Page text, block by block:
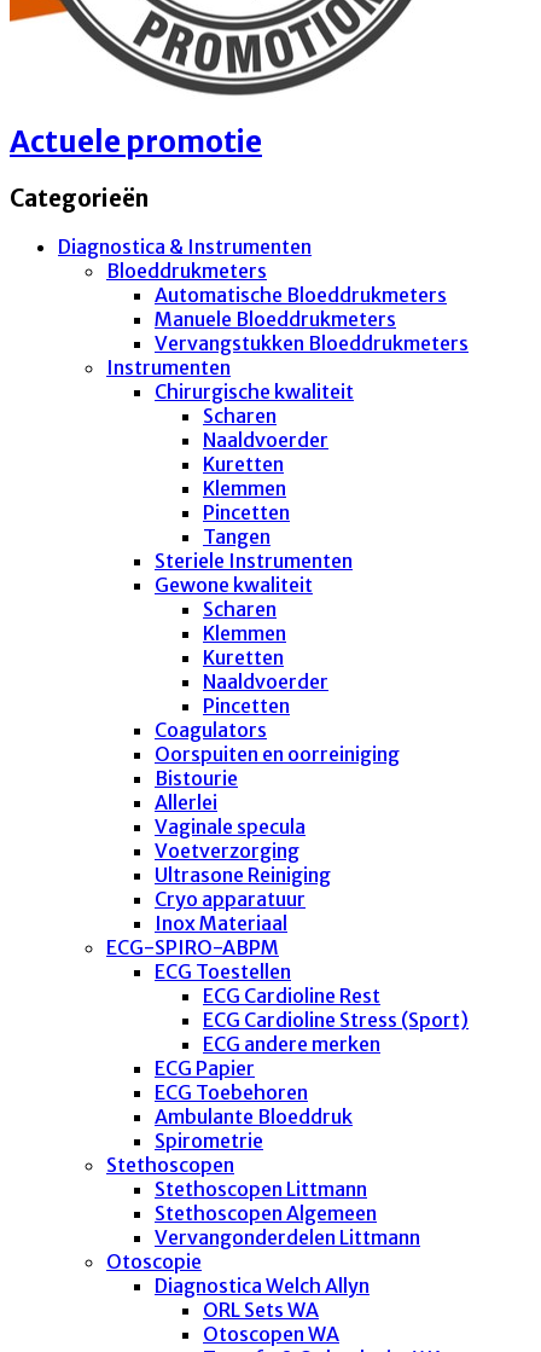
Actuele promotie
Categorieën
Diagnostica & Instrumenten
Bloeddrukmeters
Automatische Bloeddrukmeters
Manuele Bloeddrukmeters
Vervangstukken Bloeddrukmeters
Instrumenten
Chirurgische kwaliteit
Scharen
Naaldvoerder
Kuretten
Klemmen
Pincetten
Tangen
Steriele Instrumenten
Gewone kwaliteit
Scharen
Klemmen
Kuretten
Naaldvoerder
Pincetten
Coagulators
Oorspuiten en oorreiniging
Bistourie
Allerlei
Vaginale specula
Voetverzorging
Ultrasone Reiniging
Cryo apparatuur
Inox Materiaal
ECG-SPIRO-ABPM
ECG Toestellen
ECG Cardioline Rest
ECG Cardioline Stress (Sport)
ECG andere merken
ECG Papier
ECG Toebehoren
Ambulante Bloeddruk
Spirometrie
Stethoscopen
Stethoscopen Littmann
Stethoscopen Algemeen
Vervangonderdelen Littmann
Otoscopie
Diagnostica Welch Allyn
ORL Sets WA
Otoscopen WA